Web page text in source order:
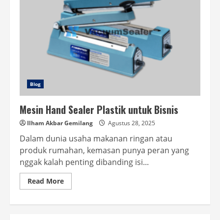
Blog
Mesin Hand Sealer Plastik untuk Bisnis
Ilham Akbar Gemilang Agustus 28, 2025
Dalam dunia usaha makanan ringan atau
produk rumahan, kemasan punya peran yang
nggak kalah penting dibanding isi...
Read MoreRead
more